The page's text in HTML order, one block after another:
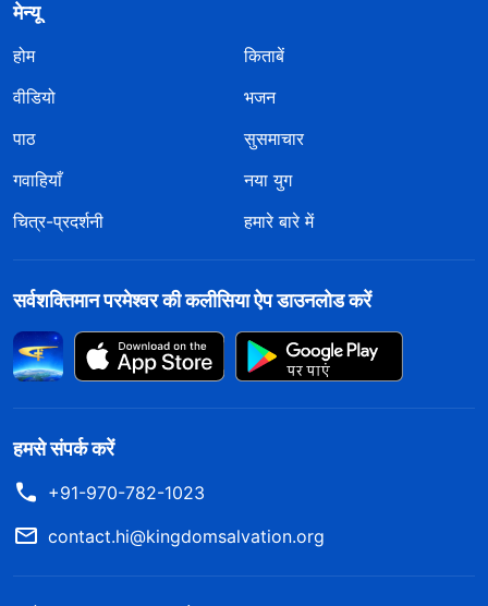
मेन्यू
होम
किताबें
वीडियो
भजन
पाठ
सुसमाचार
गवाहियाँ
नया युग
चित्र-प्रदर्शनी
हमारे बारे में
सर्वशक्तिमान परमेश्वर की कलीसिया ऐप डाउनलोड करें
हमसे संपर्क करें
+91-970-782-1023
contact.hi@kingdomsalvation.org